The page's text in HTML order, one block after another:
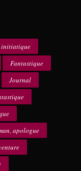
initiatique
Fantastique
Journal
apologue